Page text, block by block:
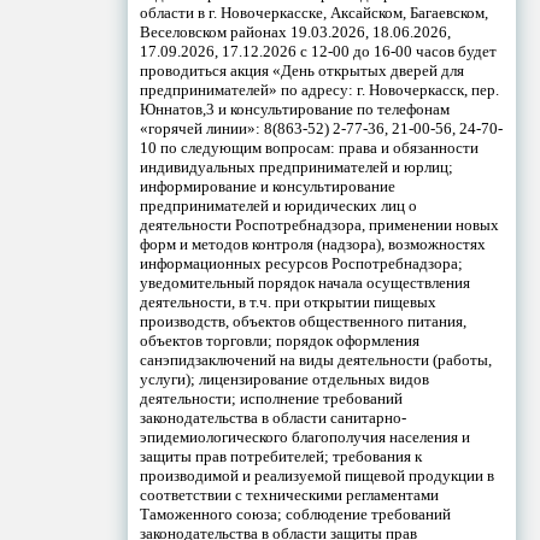
области в г. Новочеркасске, Аксайском, Багаевском,
Веселовском районах 19.03.2026, 18.06.2026,
17.09.2026, 17.12.2026 с 12-00 до 16-00 часов будет
проводиться акция «День открытых дверей для
предпринимателей» по адресу: г. Новочеркасск, пер.
Юннатов,3 и консультирование по телефонам
«горячей линии»: 8(863-52) 2-77-36, 21-00-56, 24-70-
10 по следующим вопросам: права и обязанности
индивидуальных предпринимателей и юрлиц;
информирование и консультирование
предпринимателей и юридических лиц о
деятельности Роспотребнадзора, применении новых
форм и методов контроля (надзора), возможностях
информационных ресурсов Роспотребнадзора;
уведомительный порядок начала осуществления
деятельности, в т.ч. при открытии пищевых
производств, объектов общественного питания,
объектов торговли; порядок оформления
санэпидзаключений на виды деятельности (работы,
услуги); лицензирование отдельных видов
деятельности; исполнение требований
законодательства в области санитарно-
эпидемиологического благополучия населения и
защиты прав потребителей; требования к
производимой и реализуемой пищевой продукции в
соответствии с техническими регламентами
Таможенного союза; соблюдение требований
законодательства в области защиты прав